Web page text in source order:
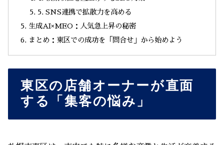
5. SNS連携で拡散力を高める
生成AI×MEO：人気急上昇の秘密
まとめ：東区での成功を「問合せ」から始めよう
東区の店舗オーナーが直面
する「集客の悩み」